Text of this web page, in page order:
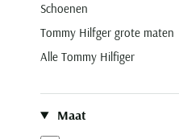
Schoenen
Tommy Hilfger grote maten
Alle Tommy Hilfiger
Maat